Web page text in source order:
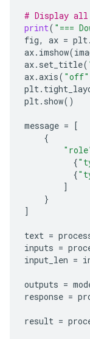
This formula
### 2.
Beyond the
*
### 3.
If you are
*
*
**In
# Display all
print( "===
fig, ax = plt.
ax. imshow(
ax. set_title(
ax.axis( "off"
plt.
plt. show()
message = [
{
{
{
]
}
]
text =
inputs =
input_len =
outputs =
response =
result =